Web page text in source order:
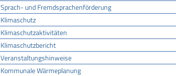
Sprach- und Fremdsprachenförderung
Klimaschutz
Klimaschutzaktivitäten
Klimaschutzbericht
Veranstaltungshinweise
Kommunale Wärmeplanung